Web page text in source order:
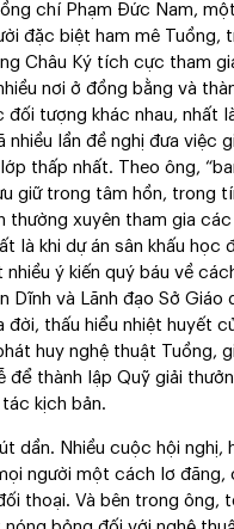
chí Phạm Đức Nam,
đặc biệt ham mê Tuồng,
Châu Ký tích cực tham
nơi ở đồng bằng và
tượng khác nhau, nhất
lần đề nghị đưa việc
thấp nhất. Theo ông,
giữ trong tâm hồn, trong
thường xuyên tham gia
là khi dự án sân khấu học
ý kiến quý báu về
Dĩnh và Lãnh đạo Sở
đời, thấu hiểu nhiệt huyết
huy nghệ thuật Tuồng,
thành lập Quỹ giải
kịch bản.
dần. Nhiều cuộc hội nghị,
người một cách lơ đãng,
thoại. Và bên trong ông,